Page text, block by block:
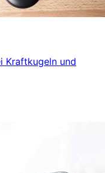
Kraftkugeln und